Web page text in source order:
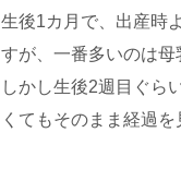
生後1カ月で、出産時
すが、一番多いのは母
しかし生後2週目ぐら
くてもそのまま経過を